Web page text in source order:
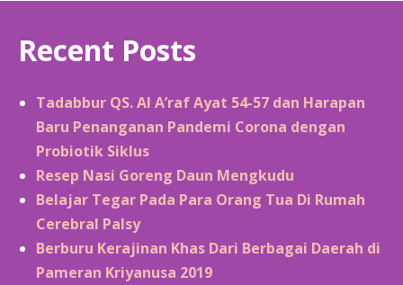
Recent Posts
Tadabbur QS. Al A’raf Ayat 54-57 dan Harapan
Baru Penanganan Pandemi Corona dengan
Probiotik Siklus
Resep Nasi Goreng Daun Mengkudu
Belajar Tegar Pada Para Orang Tua Di Rumah
Cerebral Palsy
Berburu Kerajinan Khas Dari Berbagai Daerah di
Pameran Kriyanusa 2019